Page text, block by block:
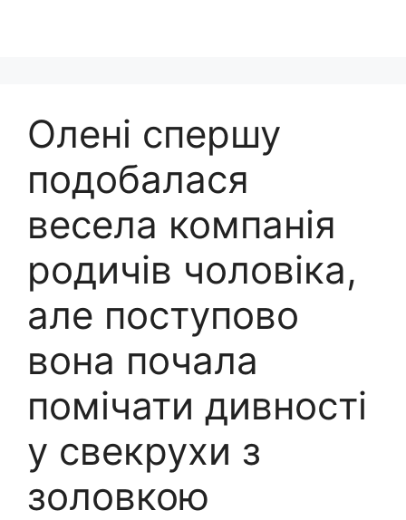
Олені спершу
подобалася
весела компанія
родичів чоловіка,
але поступово
вона почала
помічати дивності
у свекрухи з
золовкою